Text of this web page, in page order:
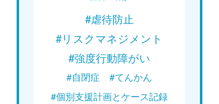
#虐待防止
#リスクマネジメント
#強度行動障がい
#自閉症
#てんかん
#個別支援計画とケース記録